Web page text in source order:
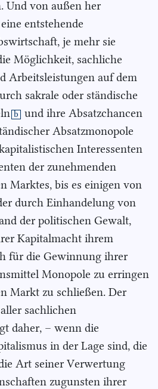
Und von außen her
entstehende
je mehr sie
Möglichkeit, sachliche
Arbeitsleistungen auf dem
sakrale oder ständische
b
und ihre Absatzchancen
Absatzmonopole
Interessenten
der zunehmenden
Marktes, bis es einigen von
durch Einhandelung von
der politischen Gewalt,
Kapitalmacht ihrem
für die Gewinnung ihrer
Monopole zu erringen
Markt zu schließen. Der
sachlichen
daher, – wenn die
in der Lage sind, die
Art seiner Verwertung
zugunsten ihrer